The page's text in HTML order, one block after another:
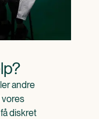
andre
vores
diskret